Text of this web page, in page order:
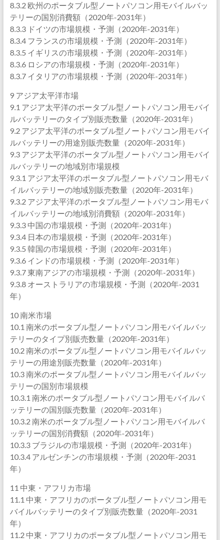
8.3.2 欧州のポータブル型ノートパソコン用モバイルバッ
テリーの国別消費額（2020年-2031年）
8.3.3 ドイツの市場規模・予測（2020年-2031年）
8.3.4 フランスの市場規模・予測（2020年-2031年）
8.3.5 イギリスの市場規模・予測（2020年-2031年）
8.3.6 ロシアの市場規模・予測（2020年-2031年）
8.3.7 イタリアの市場規模・予測（2020年-2031年）
9 アジア太平洋市場
9.1 アジア太平洋のポータブル型ノートパソコン用モバイ
ルバッテリーのタイプ別販売数量（2020年-2031年）
9.2 アジア太平洋のポータブル型ノートパソコン用モバイ
ルバッテリーの用途別販売数量（2020年-2031年）
9.3 アジア太平洋のポータブル型ノートパソコン用モバイ
ルバッテリーの地域別市場規模
9.3.1 アジア太平洋のポータブル型ノートパソコン用モバ
イルバッテリーの地域別販売数量（2020年-2031年）
9.3.2 アジア太平洋のポータブル型ノートパソコン用モバ
イルバッテリーの地域別消費額（2020年-2031年）
9.3.3 中国の市場規模・予測（2020年-2031年）
9.3.4 日本の市場規模・予測（2020年-2031年）
9.3.5 韓国の市場規模・予測（2020年-2031年）
9.3.6 インドの市場規模・予測（2020年-2031年）
9.3.7 東南アジアの市場規模・予測（2020年-2031年）
9.3.8 オーストラリアの市場規模・予測（2020年-2031
年）
10 南米市場
10.1 南米のポータブル型ノートパソコン用モバイルバッ
テリーのタイプ別販売数量（2020年-2031年）
10.2 南米のポータブル型ノートパソコン用モバイルバッ
テリーの用途別販売数量（2020年-2031年）
10.3 南米のポータブル型ノートパソコン用モバイルバッ
テリーの国別市場規模
10.3.1 南米のポータブル型ノートパソコン用モバイルバ
ッテリーの国別販売数量（2020年-2031年）
10.3.2 南米のポータブル型ノートパソコン用モバイルバ
ッテリーの国別消費額（2020年-2031年）
10.3.3 ブラジルの市場規模・予測（2020年-2031年）
10.3.4 アルゼンチンの市場規模・予測（2020年-2031
年）
11 中東・アフリカ市場
11.1 中東・アフリカのポータブル型ノートパソコン用モ
バイルバッテリーのタイプ別販売数量（2020年-2031
年）
11.2 中東・アフリカのポータブル型ノートパソコン用モ